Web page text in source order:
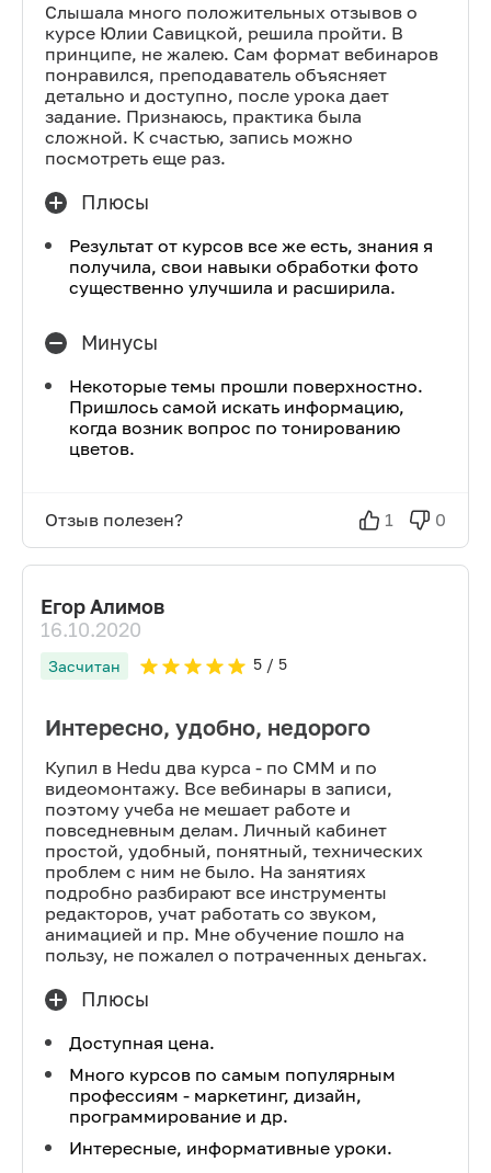
Слышала много положительных отзывов о
курсе Юлии Савицкой, решила пройти. В
принципе, не жалею. Сам формат вебинаров
понравился, преподаватель объясняет
детально и доступно, после урока дает
задание. Признаюсь, практика была
сложной. К счастью, запись можно
посмотреть еще раз.
Плюсы
Результат от курсов все же есть, знания я
получила, свои навыки обработки фото
существенно улучшила и расширила.
Минусы
Некоторые темы прошли поверхностно.
Пришлось самой искать информацию,
когда возник вопрос по тонированию
цветов.
Отзыв полезен? 1 0
Егор Алимов
16.10.2020
Засчитан 5/ 5
Интересно, удобно, недорого
Купил в Hedu два курса - по СММ и по
видеомонтажу. Все вебинары в записи,
поэтому учеба не мешает работе и
повседневным делам. Личный кабинет
простой, удобный, понятный, технических
проблем с ним не было. На занятиях
подробно разбирают все инструменты
редакторов, учат работать со звуком,
анимацией и пр. Мне обучение пошло на
пользу, не пожалел о потраченных деньгах.
Плюсы
Доступная цена.
Много курсов по самым популярным
профессиям - маркетинг, дизайн,
программирование и др.
Интересные, информативные уроки.